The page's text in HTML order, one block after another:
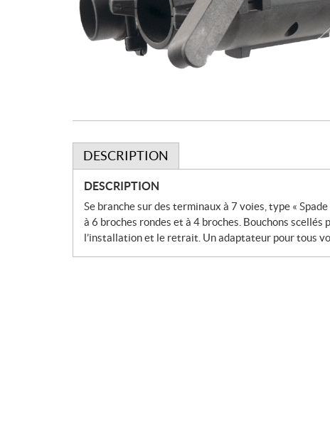
DESCRIPTION
DESCRIPTION
Se branche sur des terminaux à 7 voies, type «
à 6 broches rondes et à 4 broches. Bouchons
l’installation et le retrait. Un adaptateur pour tous